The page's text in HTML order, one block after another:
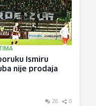
Ismiru
nije prodaja
26 0